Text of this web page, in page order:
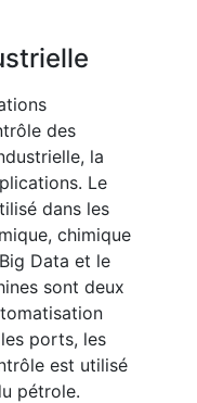
des
la
Le
dans les
chimique
Data et le
sont deux
ports, les
est utilisé
pétrole.